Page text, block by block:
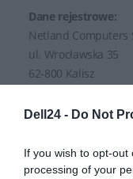
Dell24 - Do Not
If you wish to opt-
processing of your
Dane rejestrowe:
Netland Computers
ul. Wrocławska 35
62-800 Kalisz
Koszty
łącznej wadze do